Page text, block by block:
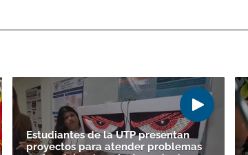
Estudiantes de la UTP presentan
proyectos para atender problemas